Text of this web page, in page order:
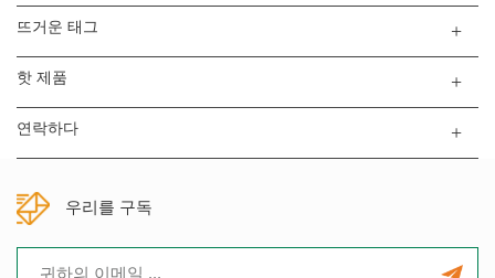
뜨거운 태그
핫 제품
연락하다
우리를 구독